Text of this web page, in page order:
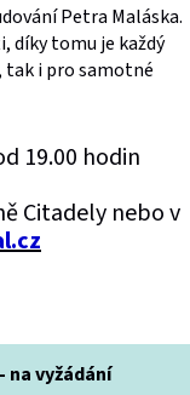
na vyžádání
Petra Maláska.
díky tomu je každý
i pro samotné
19.00 hodin
Citadely nebo v